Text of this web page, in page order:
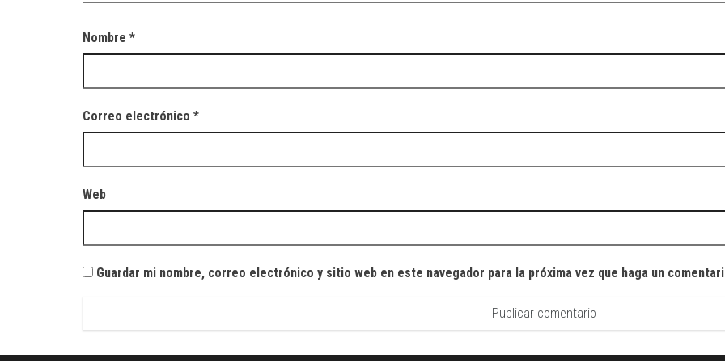
Nombre *
Correo electrónico *
Web
Guardar mi nombre, correo electrónico y sitio web en este navegador para la próxima vez que haga un